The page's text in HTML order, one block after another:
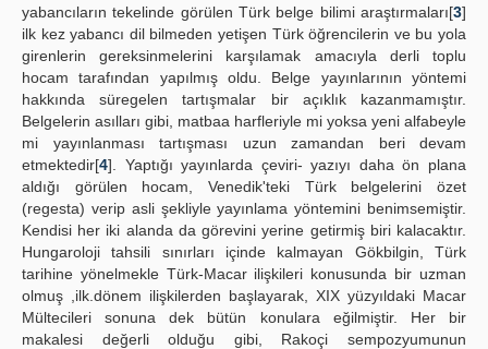
yabancıların tekelinde görülen Türk belge bilimi araştırmaları[3]
ilk kez yabancı dil bilmeden yetişen Türk öğrencilerin ve bu yola
girenlerin gereksinmelerini karşılamak amacıyla derli toplu
hocam tarafından yapılmış oldu. Belge yayınlarının yöntemi
hakkında süregelen tartışmalar bir açıklık kazanmamıştır.
Belgelerin asılları gibi, matbaa harfleriyle mi yoksa yeni alfabeyle
mi yayınlanması tartışması uzun zamandan beri devam
etmektedir[4]. Yaptığı yayınlarda çeviri- yazıyı daha ön plana
aldığı görülen hocam, Venedik'teki Türk belgelerini özet
(regesta) verip asli şekliyle yayınlama yöntemini benimsemiştir.
Kendisi her iki alanda da görevini yerine getirmiş biri kalacaktır.
Hungaroloji tahsili sınırları içinde kalmayan Gökbilgin, Türk
tarihine yönelmekle Türk-Macar ilişkileri konusunda bir uzman
olmuş ,ilk.dönem ilişkilerden başlayarak, XIX yüzyıldaki Macar
Mültecileri sonuna dek bütün konulara eğilmiştir. Her bir
makalesi değerli olduğu gibi, Rakoçi sempozyumunun